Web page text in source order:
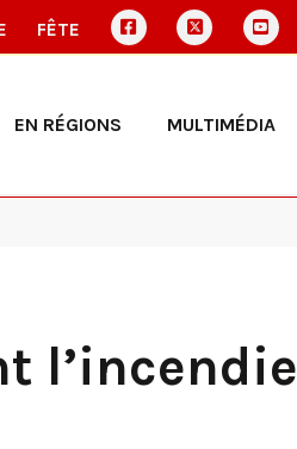
FÊTE
EN RÉGIONS MULTIMÉDIA
l’incendie